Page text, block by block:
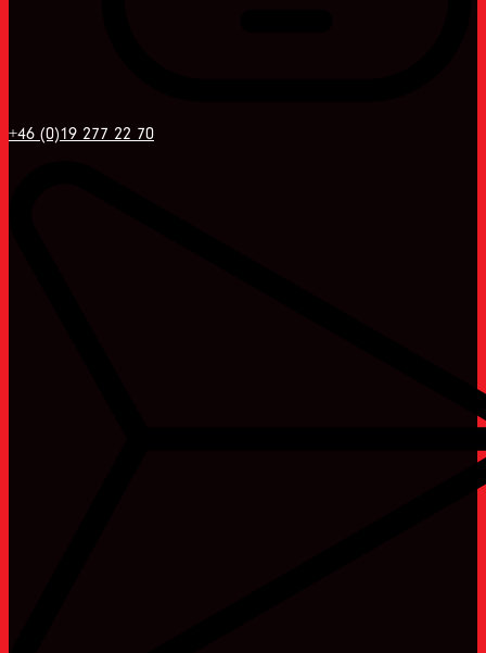
+46 (0)19 277 22 70